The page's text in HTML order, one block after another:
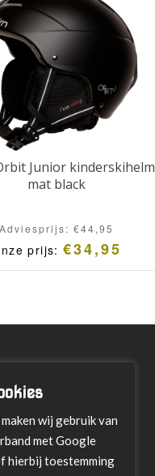
Junior kinderskihelm
mat black
Adviesprijs:€44,95
prijs:€34,95
ons
met Klarna
wij gebruik van
met Google
hierbij toestemming